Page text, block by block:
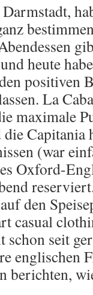
heute
positiven
La
maximale
Capitania
(war
Oxford-
den
casual
seit
englischen
berichten,